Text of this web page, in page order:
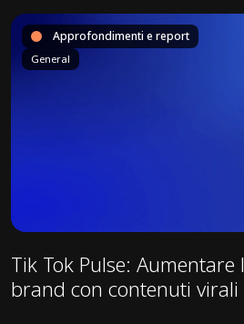
Approfondimenti e report
General
Tik Tok Pulse: Aumentare
brand con contenuti virali